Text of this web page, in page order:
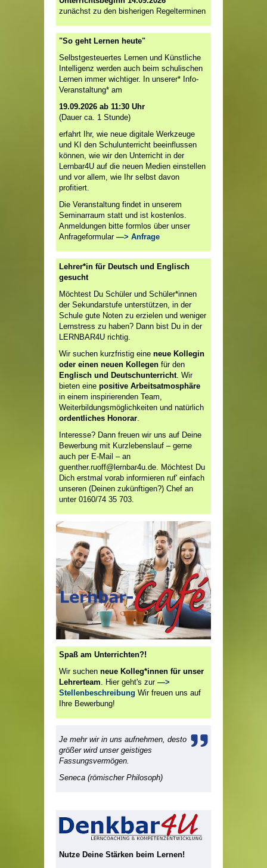
zunächst zu den bisherigen Regelterminen
"So geht Lernen heute"
Selbstgesteuertes Lernen und Künstliche
Intelligenz werden auch beim schulischen
Lernen immer wichtiger. In unserer* Info-
Veranstaltung* am
19.09.2026 ab 11:30 Uhr
(Dauer ca. 1 Stunde)
erfahrt Ihr, wie neue digitale Werkzeuge
und KI den Schulunterricht beeinflussen
können, wie wir den Unterricht in der
Lernbar4U auf die neuen Medien einstellen
und vor allem, wie Ihr selbst davon
profitiert.
Die Veranstaltung findet in unserem
Seminarraum statt und ist kostenlos.
Anmeldungen bitte formlos über unser
Anfrageformular —> Anfrage
Lehrer*in für Deutsch und Englisch
gesucht
Möchtest Du Schüler und Schüler*innen
der Sekundarstufe unterstützen, in der
Schule gute Noten zu erzielen und weniger
Lernstress zu haben? Dann bist Du in der
LERNBAR4U richtig.
Wir suchen kurzfristig eine neue Kollegin
oder einen neuen Kollegen für den
Englisch und Deutschunterricht. Wir
bieten eine positive Arbeitsatmosphäre
in einem inspirierenden Team,
Weiterbildungsmöglichkeiten und natürlich
ordentliches Honorar.
Interesse? Dann freuen wir uns auf Deine
Bewerbung mit Kurzlebenslauf – gerne
auch per E-Mail – an
guenther.ruoff@lernbar4u.de. Möchtest Du
Dich erstmal vorab informieren ruf' einfach
unseren (Deinen zukünftigen?) Chef an
unter 0160/74 35 703.
Spaß am Unterrichten?!
Wir suchen neue Kolleg*innen für unser
Lehrerteam. Hier geht's zur —>
Stellenbeschreibung Wir freuen uns auf
Ihre Bewerbung!
Je mehr wir in uns aufnehmen, desto
größer wird unser geistiges
Fassungsvermögen.
Seneca (römischer Philosoph)
Nutze Deine Stärken beim Lernen!